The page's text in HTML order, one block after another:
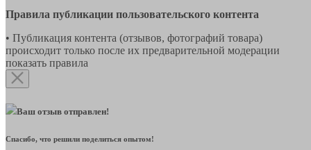
Правила публикации пользовательского контента
• Публикация контента (отзывов, фотографий товара)
происходит только после их предварительной модерации
показать правила
Ваш отзыв отправлен!
Спасибо, что решили поделиться опытом!